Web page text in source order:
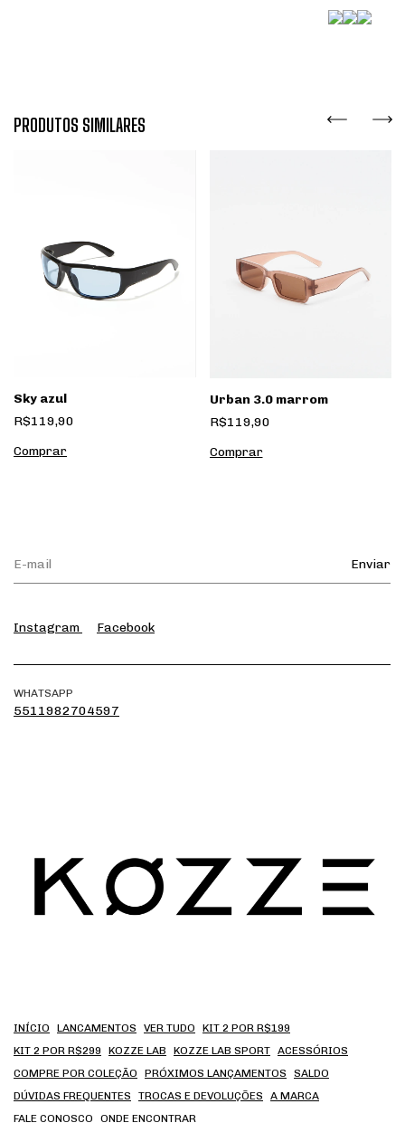
PRODUTOS SIMILARES
Sky azul
R$119,90
Urban 3.0 marrom
R$119,90
Instagram Facebook
WHATSAPP
5511982704597
INÍCIO LANCAMENTOS VER TUDO
KIT 2 POR R$199
KIT 2 POR R$299
KOZZE LAB KOZZE LAB SPORT ACESSÓRIOS
COMPRE POR COLEÇÃO
PRÓXIMOS LANÇAMENTOS
SALDO
DÚVIDAS FREQUENTES
TROCAS E DEVOLUÇÕES
A MARCA
FALE CONOSCO
ONDE ENCONTRAR